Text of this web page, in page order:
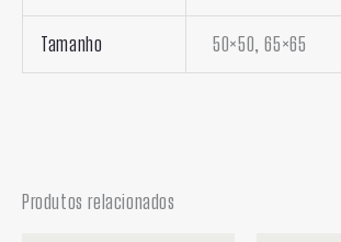
Tamanho 50×50, 65×65
Produtos relacionados